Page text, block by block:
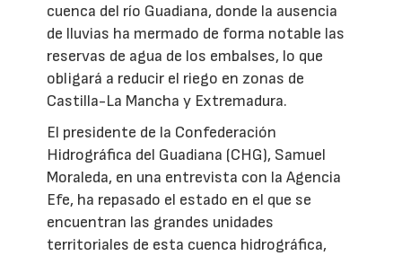
cuenca del río Guadiana, donde la ausencia
de lluvias ha mermado de forma notable las
reservas de agua de los embalses, lo que
obligará a reducir el riego en zonas de
Castilla-La Mancha y Extremadura.
El presidente de la Confederación
Hidrográfica del Guadiana (CHG), Samuel
Moraleda, en una entrevista con la Agencia
Efe, ha repasado el estado en el que se
encuentran las grandes unidades
territoriales de esta cuenca hidrográfica,